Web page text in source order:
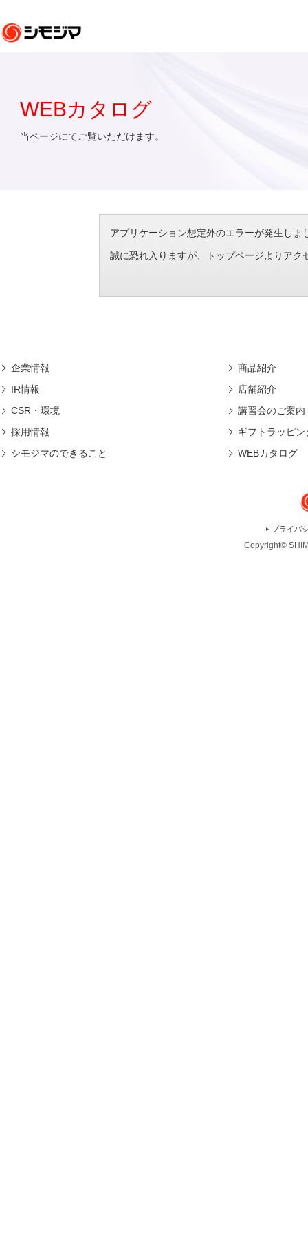
WEBカタログ
当ページにてご覧いただけます。
アプリケーション想定外のエラーが発生し
誠に恐れ入りますが、トップページよりアク
企業情報
IR情報
CSR・環境
採用情報
シモジマのできること
商品紹介
店舗紹介
講習会のご案内
ギフトラッピン
WEBカタログ
プライバ
Copyright©